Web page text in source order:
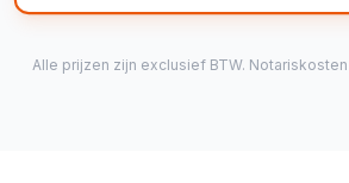
Alle prijzen zijn exclusief BTW. Notariskosten